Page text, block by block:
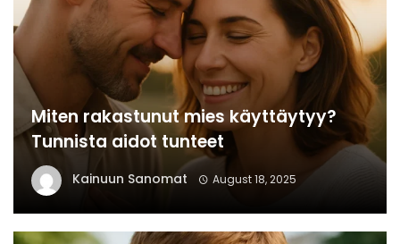
Miten rakastunut mies käyttäytyy?
Tunnista aidot tunteet
Kainuun Sanomat August 18, 2025